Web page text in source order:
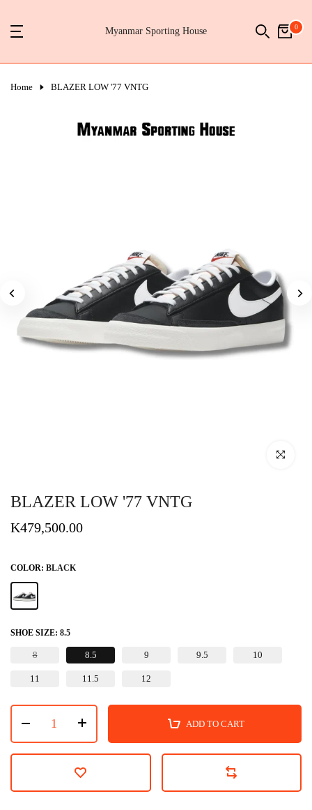
to
Myanmar Sporting House 0
Home BLAZER LOW '77 VNTG
Click to
BLAZER LOW '77 VNTG
K479,500.00
COLOR: BLACK
SHOE SIZE: 8.5
8 8.5 9 9.5 10
11 11.5 12
ADD TO CART